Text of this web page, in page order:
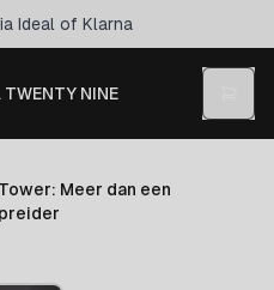
Ideal of Klarna
TWENTY NINE
Meer dan een